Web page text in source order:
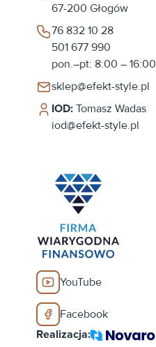
67-200 Głogów
76 832 10 28
501 677 990
pon.–pt: 8:00 – 16:00
sklep@efekt-style.pl
IOD: Tomasz Wadas
iod@efekt-style.pl
YouTube
Facebook
Realizacja: